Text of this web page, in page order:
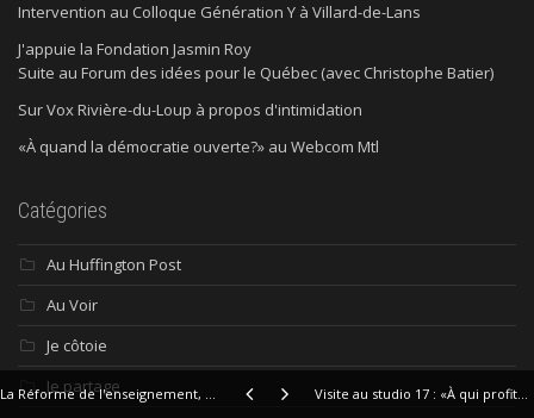
La Réforme de l'enseignement, qu'ossa donne ? Visite au studio 17 : «À qui profite la Réforme ?»
Intervention au Colloque Génération Y à Villard-de-Lans
J'appuie la Fondation Jasmin Roy
Suite au Forum des idées pour le Québec (avec Christophe Batier)
Sur Vox Rivière-du-Loup à propos d'intimidation
«À quand la démocratie ouverte?» au Webcom Mtl
Catégories
Au Huffington Post
Au Voir
Je côtoie
Je partage